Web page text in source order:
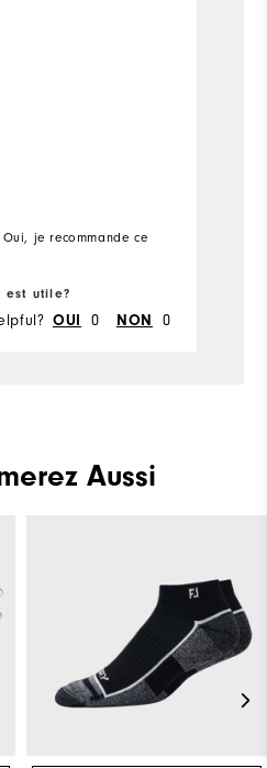
Oui, je recommande ce
est utile?
OUI 0 NON 0
Aussi